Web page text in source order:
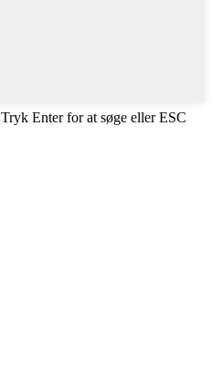
Tryk Enter for at søge eller ESC